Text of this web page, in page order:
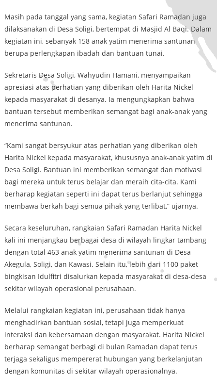
Masih pada tanggal yang sama, kegiatan Safari Ramadan juga
dilaksanakan di Desa Soligi, bertempat di Masjid Al Baqi. Dalam
kegiatan ini, sebanyak 158 anak yatim menerima santunan
berupa perlengkapan ibadah dan bantuan tunai.
Sekretaris Desa Soligi, Wahyudin Hamani, menyampaikan
apresiasi atas perhatian yang diberikan oleh Harita Nickel
kepada masyarakat di desanya. Ia mengungkapkan bahwa
bantuan tersebut memberikan semangat bagi anak-anak yang
menerima santunan.
“Kami sangat bersyukur atas perhatian yang diberikan oleh
Harita Nickel kepada masyarakat, khususnya anak-anak yatim di
Desa Soligi. Bantuan ini memberikan semangat dan motivasi
bagi mereka untuk terus belajar dan meraih cita-cita. Kami
berharap kegiatan seperti ini dapat terus berlanjut sehingga
membawa berkah bagi semua pihak yang terlibat,” ujarnya.
Secara keseluruhan, rangkaian Safari Ramadan Harita Nickel
kali ini menjangkau berbagai desa di wilayah lingkar tambang
dengan total 463 anak yatim menerima santunan di Desa
Akegula, Soligi, dan Kawasi. Selain itu, lebih dari 1100 paket
bingkisan Idulfitri disalurkan kepada masyarakat di desa-desa
sekitar wilayah operasional perusahaan.
Melalui rangkaian kegiatan ini, perusahaan tidak hanya
menghadirkan bantuan sosial, tetapi juga memperkuat
interaksi dan kebersamaan dengan masyarakat. Harita Nickel
berharap semangat berbagi di bulan Ramadan dapat terus
terjaga sekaligus mempererat hubungan yang berkelanjutan
dengan komunitas di sekitar wilayah operasionalnya.